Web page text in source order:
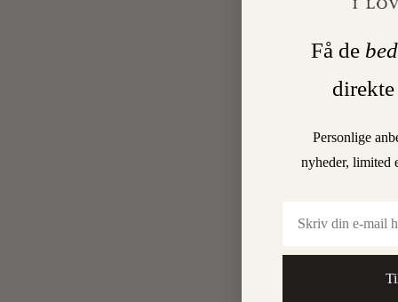
Få de
Personlige
nyheder, limited